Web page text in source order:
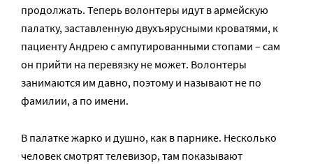
продолжать. Теперь волонтеры идут в армейскую
палатку, заставленную двухъярусными кроватями, к
пациенту Андрею с ампутированными стопами – сам
он прийти на перевязку не может. Волонтеры
занимаются им давно, поэтому и называют не по
фамилии, а по имени.
В палатке жарко и душно, как в парнике. Несколько
человек смотрят телевизор, там показывают